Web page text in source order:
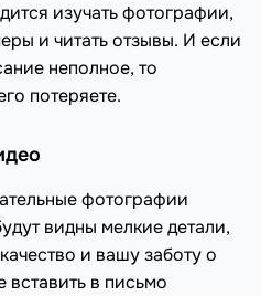
изучать фотографии,
и читать отзывы. И если
неполное, то
потеряете.
фотографии
видны мелкие детали,
и вашу заботу о
в письмо